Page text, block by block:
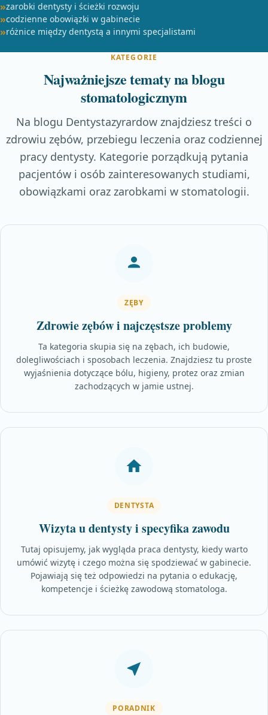
zarobki dentysty i ścieżki rozwoju
codzienne obowiązki w gabinecie
różnice między dentystą a innymi specjalistami
KATEGORIE
Najważniejsze tematy na blogu
stomatologicznym
Na blogu Dentystazyrardow znajdziesz treści o
zdrowiu zębów, przebiegu leczenia oraz codziennej
pracy dentysty. Kategorie porządkują pytania
pacjentów i osób zainteresowanych studiami,
obowiązkami oraz zarobkami w stomatologii.
ZĘBY
Zdrowie zębów i najczęstsze problemy
Ta kategoria skupia się na zębach, ich budowie,
dolegliwościach i sposobach leczenia. Znajdziesz tu proste
wyjaśnienia dotyczące bólu, higieny, protez oraz zmian
zachodzących w jamie ustnej.
DENTYSTA
Wizyta u dentysty i specyfika zawodu
Tutaj opisujemy, jak wygląda praca dentysty, kiedy warto
umówić wizytę i czego można się spodziewać w gabinecie.
Pojawiają się też odpowiedzi na pytania o edukację,
kompetencje i ścieżkę zawodową stomatologa.
PORADNIK